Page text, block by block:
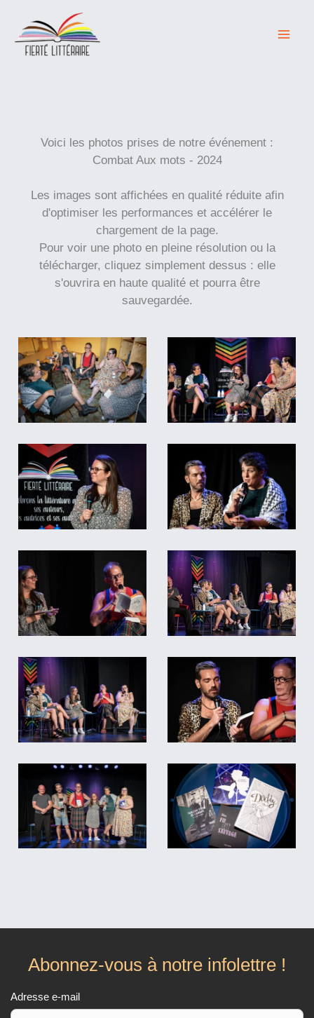
contenu
Voici les photos prises de notre événement :
Combat Aux mots - 2024
Les images sont affichées en qualité réduite afin
d'optimiser les performances et accélérer le
chargement de la page.
Pour voir une photo en pleine résolution ou la
télécharger, cliquez simplement dessus : elle
s'ouvrira en haute qualité et pourra être
sauvegardée.
Abonnez-vous à notre infolettre !
Adresse e-mail